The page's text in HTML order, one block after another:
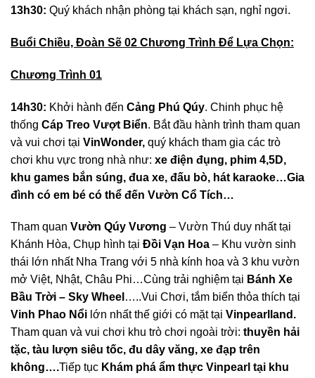
13h30: Quý khách nhận phòng tại khách sạn, nghỉ ngơi.
Buổi Chiều, Đoàn Sẽ 02 Chương Trình Để Lựa Chọn:
Chương Trình 01
14h30: Khởi hành đến Cảng Phú Qúy. Chinh phục hệ
thống Cáp Treo Vượt Biển. Bắt đầu hành trình tham quan
và vui chơi tại VinWonder, quý khách tham gia các trò
chơi khu vực trong nhà như: xe điện đụng, phim 4,5D,
khu games bắn súng, đua xe, đấu bò, hát karaoke…Gia
đình có em bé có thể đến Vườn Cổ Tích…
Tham quan Vườn Qúy Vương – Vườn Thú duy nhất tại
Khánh Hòa, Chụp hình tại Đồi Vạn Hoa – Khu vườn sinh
thái lớn nhất Nha Trang với 5 nhà kính hoa và 3 khu vườn
mở Việt, Nhật, Châu Phi…Cùng trải nghiệm tại Bánh Xe
Bầu Trời – Sky Wheel …..Vui Chơi, tắm biển thỏa thích tại
Vinh Phao Nổi lớn nhất thế giới có mặt tại Vinpearlland.
Tham quan và vui chơi khu trò chơi ngoài trời: thuyền hải
tặc, tàu lượn siêu tốc, đu dây văng, xe đạp trên
không….Tiếp tục Khám phá ẩm thực Vinpearl tại khu